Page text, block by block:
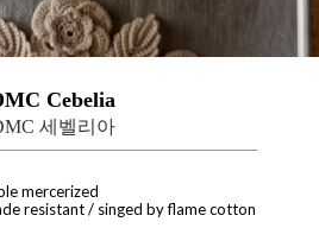
Cebelia
세벨리아
mercerized
resistant / singed by flame cotton